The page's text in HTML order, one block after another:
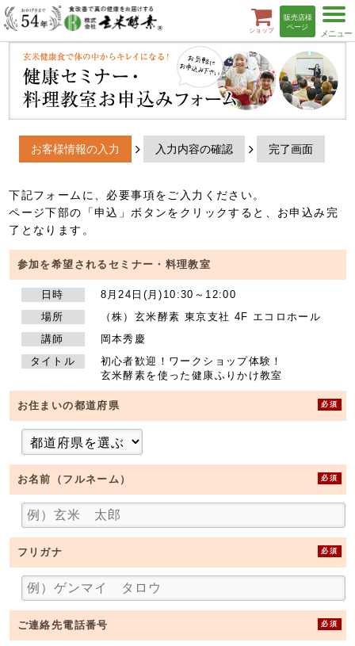
t
o
g
g
e
n
a
i
ショップ
販売店様
ページ
お客様情報の入力 入力内容の確認 完了画面
下記フォームに、必要事項をご入力ください。
ページ下部の「申込」ボタンをクリックすると、お申込み完
了となります。
参加を希望されるセミナー・料理教室
日時
8月24日(月)10:30～12:00
場所
（株）玄米酵素 東京支社 4F エコロホール
講師
岡本秀慶
タイトル
初心者歓迎！ワークショップ体験！
玄米酵素を使った健康ふりかけ教室
お住まいの都道府県 必須
お名前（フルネーム） 必須
フリガナ 必須
ご連絡先電話番号 必須